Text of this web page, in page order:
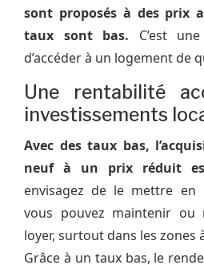
sont proposés à des prix
taux sont bas. C’est
d’accéder à un logement de
Une rentabilité
investissements
Avec des taux bas,
neuf à un prix réduit
envisagez de le mettre en
vous pouvez maintenir ou
loyer, surtout dans les zones
Grâce à un taux bas, le